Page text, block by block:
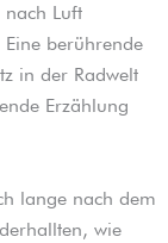
Luft
berührende
in der Radwelt
Erzählung
lange nach dem
wie